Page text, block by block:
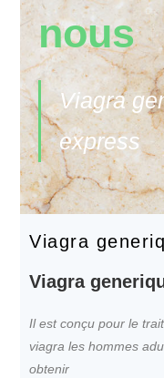
nous
Viagra
express
Viagra
Viagra
Il est conçu pour le
viagra leshommes
obtenir